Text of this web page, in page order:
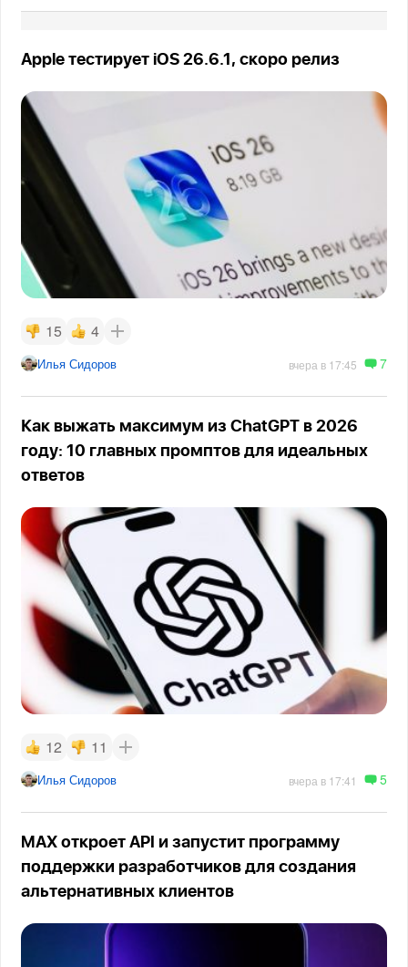
Apple тестирует iOS 26.6.1, скоро релиз
15 4
Илья Сидоров вчера в 17:45 7
Как выжать максимум из ChatGPT в 2026
году: 10 главных промптов для идеальных
ответов
12 11
Илья Сидоров вчера в 17:41 5
MAX откроет API и запустит программу
поддержки разработчиков для создания
альтернативных клиентов